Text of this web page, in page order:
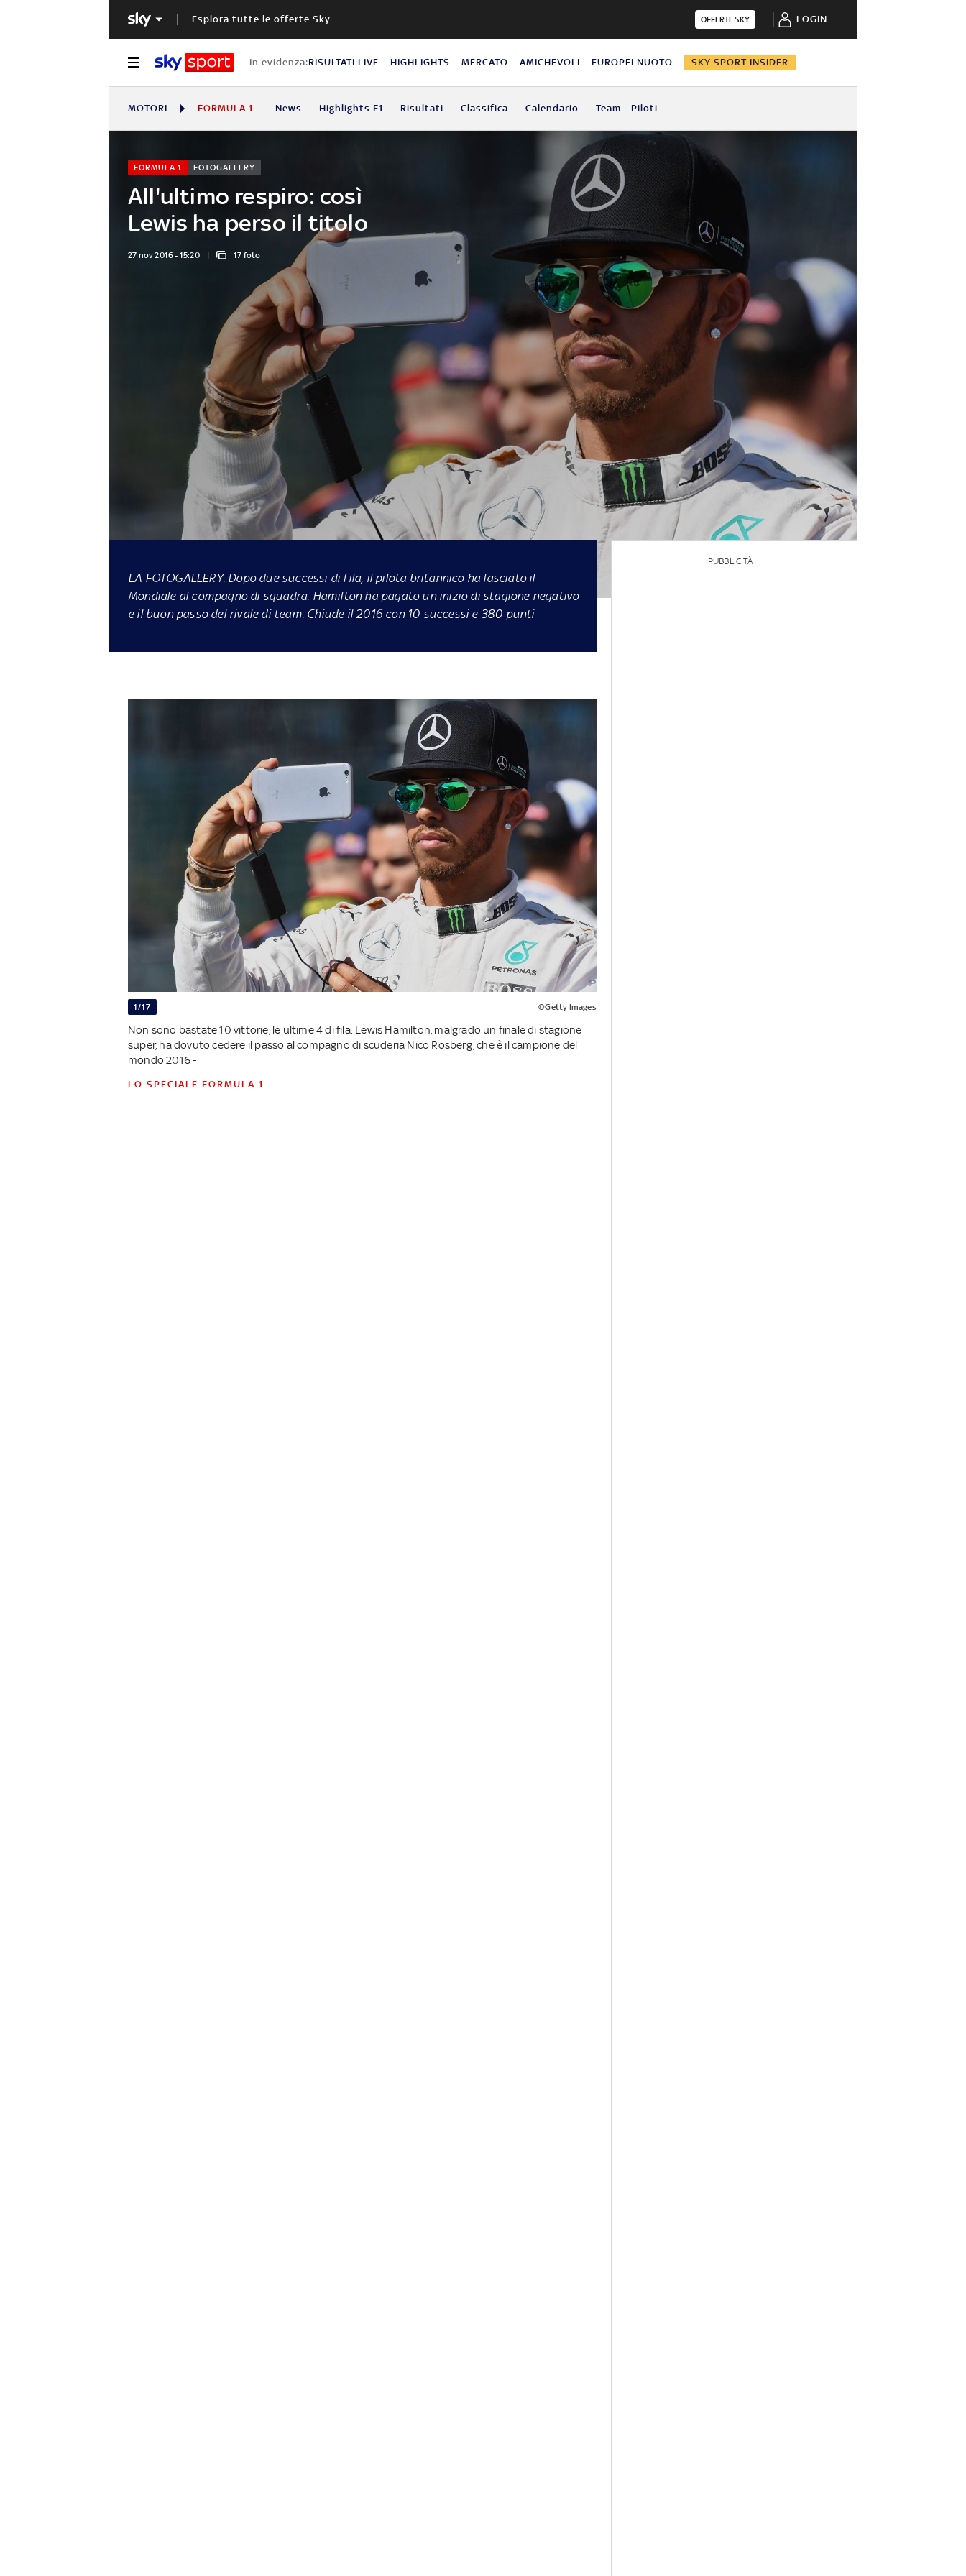
Esplora tutte le offerte Sky OFFERTE SKY LOGIN
In evidenza:RISULTATI LIVE HIGHLIGHTS MERCATO AMICHEVOLI EUROPEI NUOTO SKY SPORT INSIDER
MOTORI FORMULA 1 News Highlights F1 Risultati Classifica Calendario Team - Piloti
All'ultimo respiro: così
Lewis ha perso il titolo
FORMULA 1 FOTOGALLERY
27 nov 2016 - 15:20 17 foto
LA FOTOGALLERY. Dopo due successi di fila, il pilota britannico ha lasciato il
Mondiale al compagno di squadra. Hamilton ha pagato un inizio di stagione negativo
e il buon passo del rivale di team. Chiude il 2016 con 10 successi e 380 punti
1/17 ©Getty Images
Non sono bastate 10 vittorie, le ultime 4 di fila. Lewis Hamilton, malgrado un finale di stagione
super, ha dovuto cedere il passo al compagno di scuderia Nico Rosberg, che è il campione del
mondo 2016 -
LO SPECIALE FORMULA 1
PUBBLICITÀ